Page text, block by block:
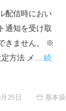
配信時におい
通知を受け取
きません。 ※
方法 メ … 続
25日
基本操